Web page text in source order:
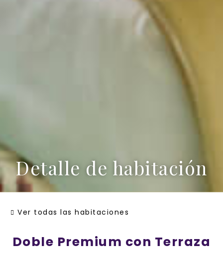
Detalle de habitación
Ver todas las habitaciones
Doble Premium con Terraza